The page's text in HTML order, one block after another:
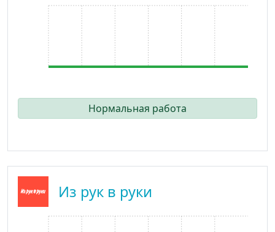
Нормальная работа
Из рук в руки